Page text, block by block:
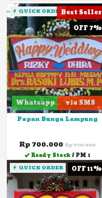
Best Seller
OFF 7%
QUICK ORDER
Whatsapp via SMS
Papan Bunga Lampung
Rp 700.000Rp 750.000
Ready Stock / PM 1
OFF 11%
QUICK ORDER